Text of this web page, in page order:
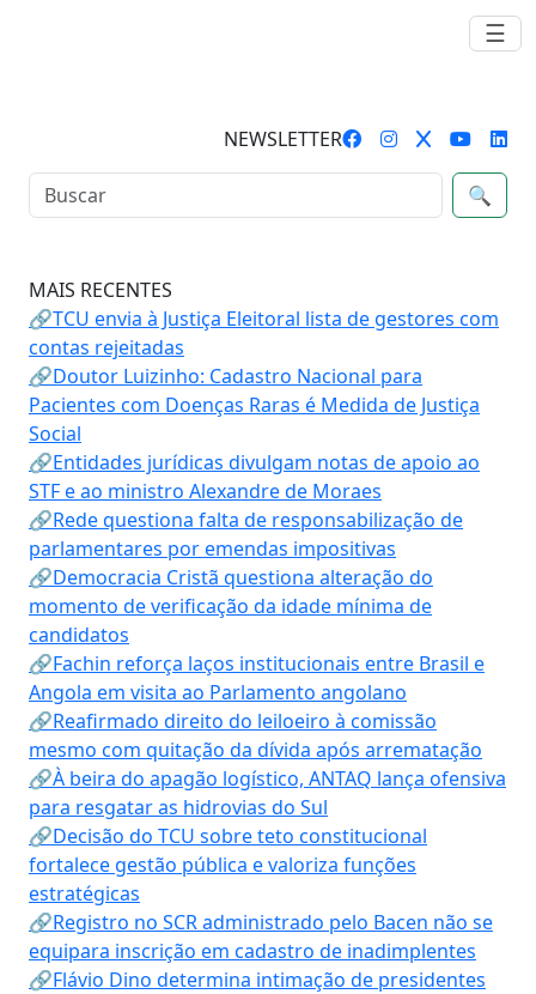
☰
NEWSLETTER
🔍
MAIS RECENTES
🔗TCU envia à Justiça Eleitoral lista de gestores com
contas rejeitadas
🔗Doutor Luizinho: Cadastro Nacional para
Pacientes com Doenças Raras é Medida de Justiça
Social
🔗Entidades jurídicas divulgam notas de apoio ao
STF e ao ministro Alexandre de Moraes
🔗Rede questiona falta de responsabilização de
parlamentares por emendas impositivas
🔗Democracia Cristã questiona alteração do
momento de verificação da idade mínima de
candidatos
🔗Fachin reforça laços institucionais entre Brasil e
Angola em visita ao Parlamento angolano
🔗Reafirmado direito do leiloeiro à comissão
mesmo com quitação da dívida após arrematação
🔗À beira do apagão logístico, ANTAQ lança ofensiva
para resgatar as hidrovias do Sul
🔗Decisão do TCU sobre teto constitucional
fortalece gestão pública e valoriza funções
estratégicas
🔗Registro no SCR administrado pelo Bacen não se
equipara inscrição em cadastro de inadimplentes
🔗Flávio Dino determina intimação de presidentes